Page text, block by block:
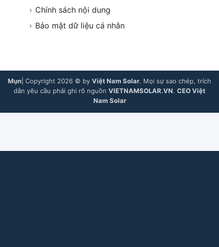
› Chính sách nội dung
› Bảo mật dữ liệu cá nhân
Mụn | Copyright 2026 © by Việt Nam Solar. Mọi sự sao chép, trích
dẫn yêu cầu phải ghi rõ nguồn VIETNAMSOLAR.VN. CEO Việt
Nam Solar